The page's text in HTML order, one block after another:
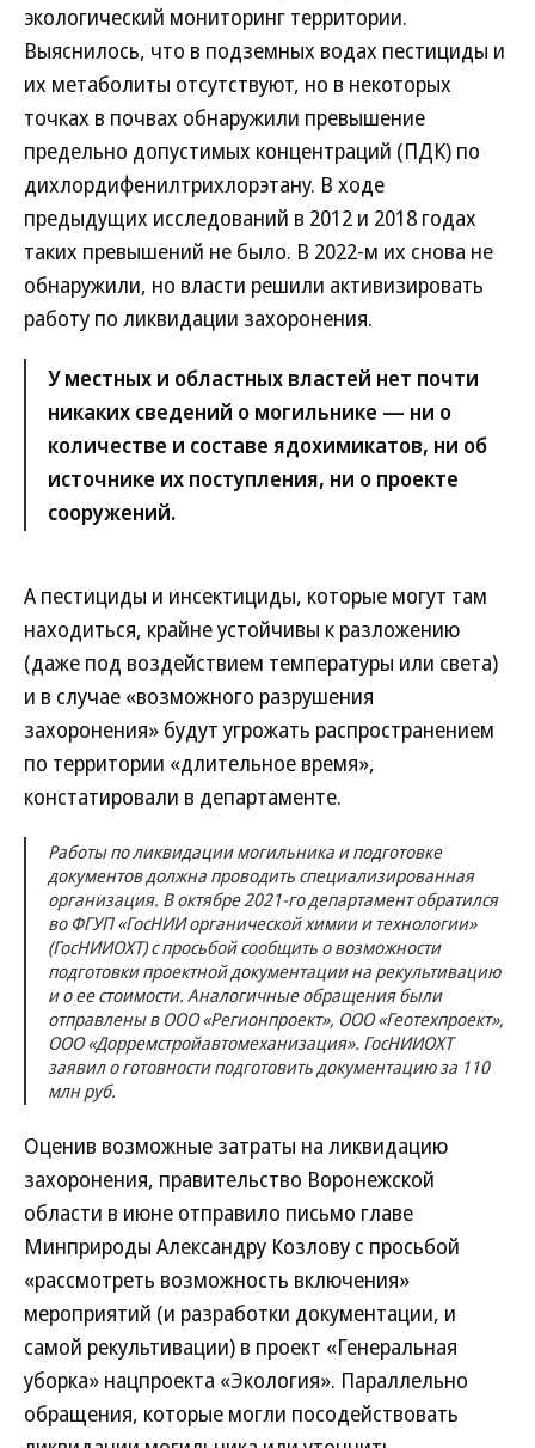
экологический мониторинг территории.
Выяснилось, что в подземных водах пестициды и
их метаболиты отсутствуют, но в некоторых
точках в почвах обнаружили превышение
предельно допустимых концентраций (ПДК) по
дихлордифенилтрихлорэтану. В ходе
предыдущих исследований в 2012 и 2018 годах
таких превышений не было. В 2022-м их снова не
обнаружили, но власти решили активизировать
работу по ликвидации захоронения.
У местных и областных властей нет почти
никаких сведений о могильнике — ни о
количестве и составе ядохимикатов, ни об
источнике их поступления, ни о проекте
сооружений.
А пестициды и инсектициды, которые могут там
находиться, крайне устойчивы к разложению
(даже под воздействием температуры или света)
и в случае «возможного разрушения
захоронения» будут угрожать распространением
по территории «длительное время»,
констатировали в департаменте.
Работы по ликвидации могильника и подготовке
документов должна проводить специализированная
организация. В октябре 2021-го департамент обратился
во ФГУП «ГосНИИ органической химии и технологии»
(ГосНИИОХТ) с просьбой сообщить о возможности
подготовки проектной документации на рекультивацию
и о ее стоимости. Аналогичные обращения были
отправлены в ООО «Регионпроект», ООО «Геотехпроект»,
ООО «Дорремстройавтомеханизация». ГосНИИОХТ
заявил о готовности подготовить документацию за 110
млн руб.
Оценив возможные затраты на ликвидацию
захоронения, правительство Воронежской
области в июне отправило письмо главе
Минприроды Александру Козлову с просьбой
«рассмотреть возможность включения»
мероприятий (и разработки документации, и
самой рекультивации) в проект «Генеральная
уборка» нацпроекта «Экология». Параллельно
обращения, которые могли посодействовать